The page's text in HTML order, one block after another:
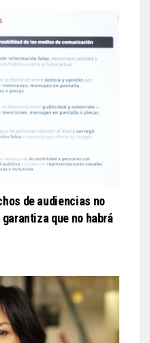
de audiencias no
que no habrá